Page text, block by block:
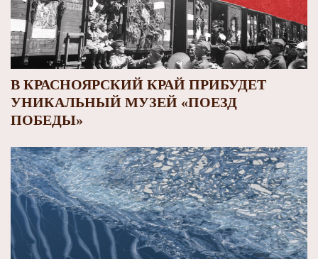
В КРАСНОЯРСКИЙ КРАЙ ПРИБУДЕТ
УНИКАЛЬНЫЙ МУЗЕЙ «ПОЕЗД
ПОБЕДЫ»